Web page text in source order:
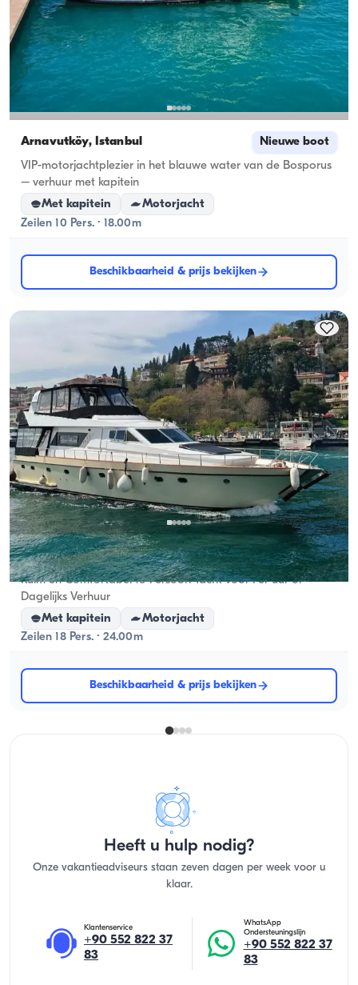
Arnavutköy, İstanbul Nieuwe boot
VIP-motorjachtplezier in het blauwe water van de Bosporus
– verhuur met kapitein
Met kapitein
Motorjacht
Zeilen 10 Pers. · 18.00m
Beschikbaarheid & prijs bekijken
Arnavutköy, İstanbul Nieuwe boot
Ruim en Comfortabel 18-Persoon Yacht voor Per uur or
Dagelijks Verhuur
Met kapitein
Motorjacht
Zeilen 18 Pers. · 24.00m
Beschikbaarheid & prijs bekijken
Heeft u hulp nodig?
Onze vakantieadviseurs staan zeven dagen per week voor u
klaar.
Klantenservice
+90 552 822 37
83
WhatsApp
Ondersteuningslijn
+90 552 822 37
83